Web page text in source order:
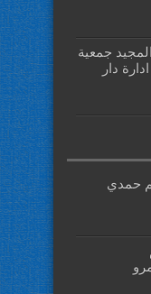
جمعية
دار
حمدي